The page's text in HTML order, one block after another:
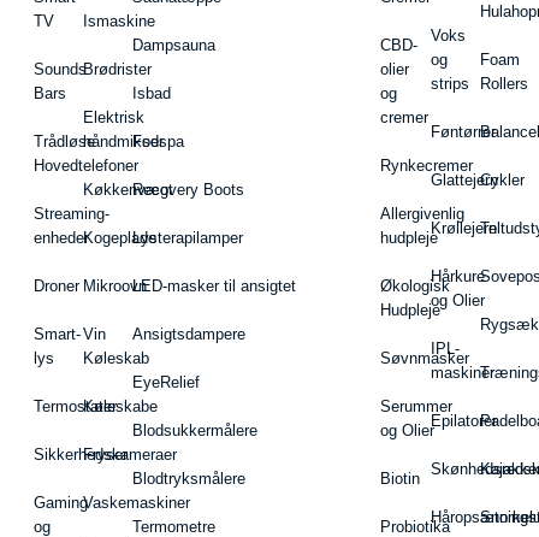
TV
Sounds
Bars
Trådløse
Hovedtelefoner
Streaming-
enheder
Droner
Smart-
lys
Termostater
Sikkerhedskameraer
Gaming
og
Ismaskine
Brødrister
Elektrisk
håndmikser
Køkkenvægt
Kogeplade
Mikroovn
Vin
Køleskab
Køleskabe
Fryser
Vaskemaskiner
Dampsauna
Isbad
Fodspa
Recovery Boots
Lysterapilamper
LED-masker til ansigtet
Ansigtsdampere
EyeRelief
Blodsukkermålere
Blodtryksmålere
Termometre
CBD-
olier
og
cremer
Rynkecremer
Allergivenlig
hudpleje
Økologisk
Hudpleje
Søvnmasker
Serummer
og Olier
Biotin
Probiotika
Voks
og
strips
Føntørrer
Glattejern
Krøllejern
Hårkure
og Olier
IPL-
maskiner
Epilatorer
Foam
Rollers
Cykler